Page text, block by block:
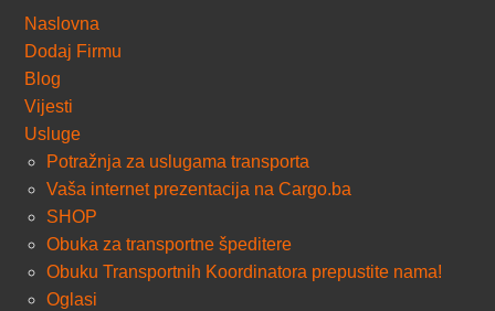
Naslovna
Dodaj Firmu
Blog
Vijesti
Usluge
Potražnja za uslugama transporta
Vaša internet prezentacija na Cargo.ba
SHOP
Obuka za transportne špeditere
Obuku Transportnih Koordinatora prepustite nama!
Oglasi